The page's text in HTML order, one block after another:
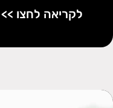
לקריאה לחצו >>